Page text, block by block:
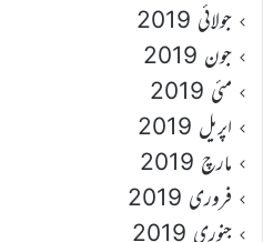
جولائی 2019
جون 2019
مئی 2019
اپریل 2019
مارچ 2019
فروری 2019
جنوری 2019